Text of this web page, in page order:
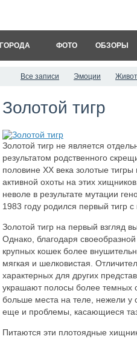
ГОРОДА ФОТО ОБЗОРЫ
Все записи Эмоции
Золотой тигр
Золотой тигр не является
результатом родственного
половине ХХ века золотые тигры
активной охоты на этих
неволе в результате мутации
1983 году родился первый тигр
Золотой тигр на первый взгляд
Однако, благодаря
крупных кошек более
мягкая и шелковистая.
характерных для других
украшают полосы более темных
больше места на теле, нежели у
еще и проблемы, касающиеся
Питаются эти плотоядные